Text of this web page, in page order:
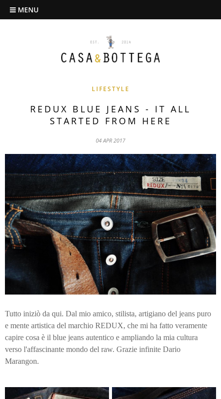
MENU
LIFESTYLE
REDUX BLUE JEANS - IT ALL
STARTED FROM HERE
04 APR 2017
Tutto iniziò da qui. Dal mio amico, stilista, artigiano del jeans puro
e mente artistica del marchio REDUX, che mi ha fatto veramente
capire cosa è il blue jeans autentico e ampliando la mia cultura
verso l'affascinante mondo del raw. Grazie infinite Dario
Marangon.